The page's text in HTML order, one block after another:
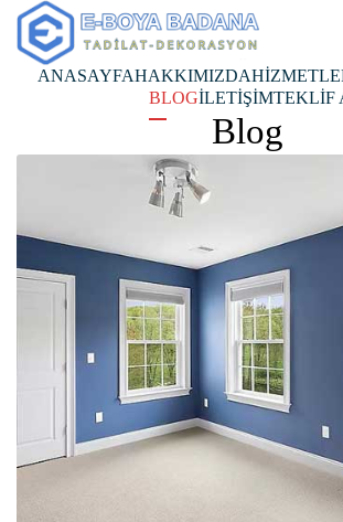
ANASAYFAHAKKIMIZDA
BLOGİLETİŞİMTEKLİF
Blog